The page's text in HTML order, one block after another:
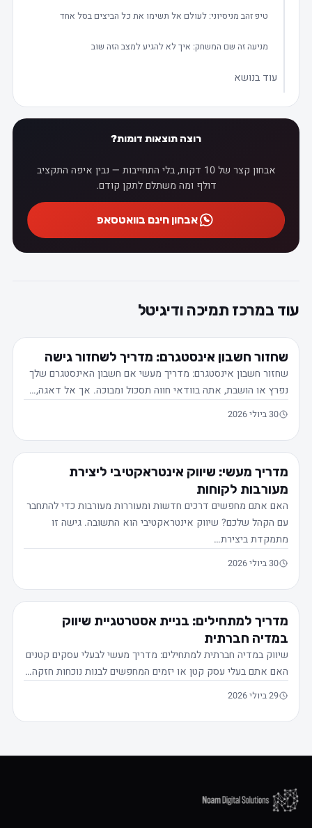
טיפ זהב מניסיוני: לעולם אל תשימו את כל הביצים בסל אחד
מניעה זה שם המשחק: איך לא להגיע למצב הזה שוב
עוד בנושא
רוצה תוצאות דומות?
אבחון קצר של 10 דקות, בלי התחייבות — נבין איפה התקציב
דולף ומה משתלם לתקן קודם.
אבחון חינם בוואטסאפ
עוד במרכז תמיכה ודיגיטל
שחזור חשבון אינסטגרם: מדריך לשחזור גישה
שחזור חשבון אינסטגרם: מדריך מעשי אם חשבון האינסטגרם שלך
נפרץ או הושבת, אתה בוודאי חווה תסכול ומבוכה. אך אל דאגה,…
30 ביולי 2026
מדריך מעשי: שיווק אינטראקטיבי ליצירת
מעורבות לקוחות
האם אתם מחפשים דרכים חדשות ומעוררות מעורבות כדי להתחבר
עם הקהל שלכם? שיווק אינטראקטיבי הוא התשובה. גישה זו
מתמקדת ביצירת…
30 ביולי 2026
מדריך למתחילים: בניית אסטרטגיית שיווק
במדיה חברתית
שיווק במדיה חברתית למתחילים: מדריך מעשי לבעלי עסקים קטנים
האם אתם בעלי עסק קטן או יזמים המחפשים לבנות נוכחות חזקה…
29 ביולי 2026